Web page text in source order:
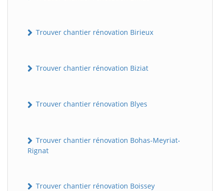
Trouver chantier rénovation Birieux
Trouver chantier rénovation Biziat
Trouver chantier rénovation Blyes
Trouver chantier rénovation Bohas-Meyriat-
Rignat
Trouver chantier rénovation Boissey